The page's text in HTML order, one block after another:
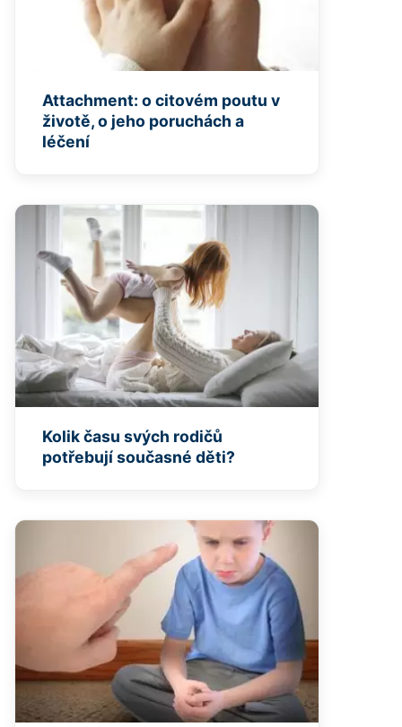
Attachment: o citovém poutu v
životě, o jeho poruchách a
léčení
Kolik času svých rodičů
potřebují současné děti?